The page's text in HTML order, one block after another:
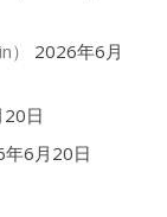
2026年6月
日
年6月20日